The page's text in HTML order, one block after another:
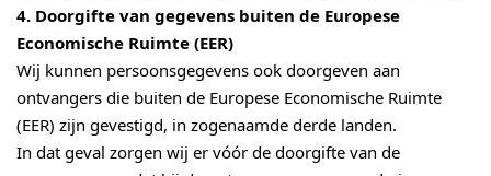
4. Doorgifte van gegevens buiten de Europese
Economische Ruimte (EER)
Wij kunnen persoonsgegevens ook doorgeven aan
ontvangers die buiten de Europese Economische Ruimte
(EER) zijn gevestigd, in zogenaamde derde landen.
In dat geval zorgen wij er vóór de doorgifte van de